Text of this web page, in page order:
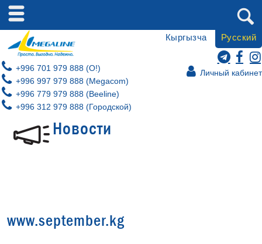
Личный кабинет
+996 701 979 888 (O!)
+996 997 979 888 (Megacom)
+996 779 979 888 (Beeline)
+996 312 979 888 (Городской)
Кыргызча Русский
Новости
www.september.kg